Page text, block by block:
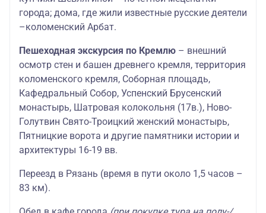
города; дома, где жили известные русские деятели
–коломенский Арбат.
Пешеходная экскурсия по Кремлю – внешний
осмотр стен и башен древнего кремля, территория
коломенского кремля, Соборная площадь,
Кафедральный Собор, Успенский Брусенский
монастырь, Шатровая колокольня (17в.), Ново-
Голутвин Свято-Троицкий женский монастырь,
Пятницкие ворота и другие памятники истории и
архитектуры 16-19 вв.
Переезд в Рязань (время в пути около 1,5 часов –
83 км).